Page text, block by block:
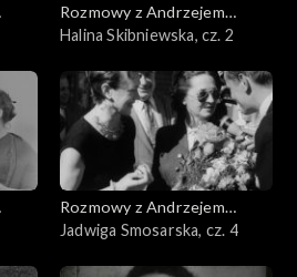
Rozmowy z Andrzejem
Doboszem
Halina Skibniewska, cz. 2
Rozmowy z Andrzejem
Doboszem
Jadwiga Smosarska, cz. 4